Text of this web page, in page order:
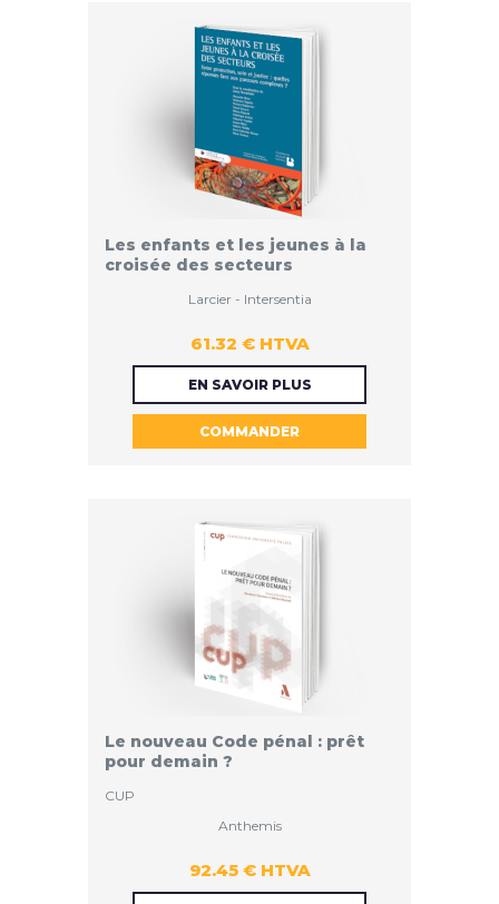
Les enfants et les jeunes à la
croisée des secteurs
61.32 € HTVA
Larcier - Intersentia
EN SAVOIR PLUS
COMMANDER
61.32 €
Le nouveau Code pénal : prêt
pour demain ?
CUP
92.45 € HTVA
Anthemis
92.45 €